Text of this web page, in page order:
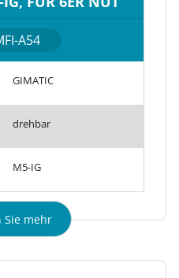
A54
GIMATIC
drehbar
M5-IG
Sie mehr